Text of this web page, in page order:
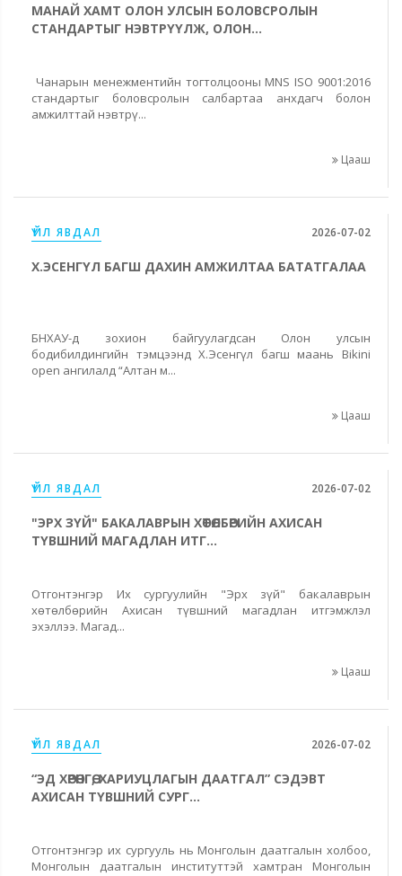
МАНАЙ ХАМТ ОЛОН УЛСЫН БОЛОВСРОЛЫН
СТАНДАРТЫГ НЭВТРҮҮЛЖ, ОЛОН...
Чанарын менежментийн тогтолцооны MNS ISO 9001:2016
стандартыг боловсролын салбартаа анхдагч болон
амжилттай нэвтрү...
Цааш
ҮЙЛ ЯВДАЛ 2026-07-02
Х.ЭСЕНГҮЛ БАГШ ДАХИН АМЖИЛТАА БАТАТГАЛАА
БНХАУ-д зохион байгуулагдсан Олон улсын
бодибилдингийн тэмцээнд Х.Эсенгүл багш маань Bikini
open ангилалд “Алтан м...
Цааш
ҮЙЛ ЯВДАЛ 2026-07-02
"ЭРХ ЗҮЙ" БАКАЛАВРЫН ХӨТӨЛБӨРИЙН АХИСАН
ТҮВШНИЙ МАГАДЛАН ИТГ...
Отгонтэнгэр Их сургуулийн "Эрх зүй" бакалаврын
хөтөлбөрийн Ахисан түвшний магадлан итгэмжлэл
эхэллээ. Магад...
Цааш
ҮЙЛ ЯВДАЛ 2026-07-02
“ЭД ХӨРӨНГӨ, ХАРИУЦЛАГЫН ДААТГАЛ” СЭДЭВТ
АХИСАН ТҮВШНИЙ СУРГ...
Отгонтэнгэр их сургууль нь Монголын даатгалын холбоо,
Монголын даатгалын институттэй хамтран Монголын